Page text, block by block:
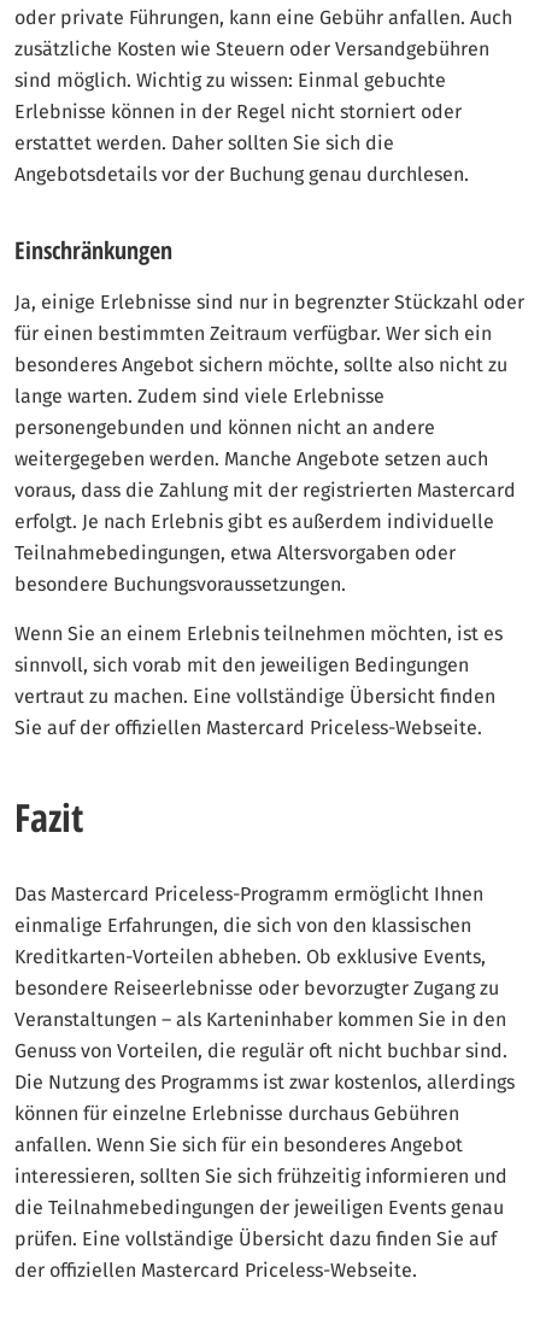
oder private Führungen, kann eine Gebühr anfallen. Auch
zusätzliche Kosten wie Steuern oder Versandgebühren
sind möglich. Wichtig zu wissen: Einmal gebuchte
Erlebnisse können in der Regel nicht storniert oder
erstattet werden. Daher sollten Sie sich die
Angebotsdetails vor der Buchung genau durchlesen.
Einschränkungen
Ja, einige Erlebnisse sind nur in begrenzter Stückzahl oder
für einen bestimmten Zeitraum verfügbar. Wer sich ein
besonderes Angebot sichern möchte, sollte also nicht zu
lange warten. Zudem sind viele Erlebnisse
personengebunden und können nicht an andere
weitergegeben werden. Manche Angebote setzen auch
voraus, dass die Zahlung mit der registrierten Mastercard
erfolgt. Je nach Erlebnis gibt es außerdem individuelle
Teilnahmebedingungen, etwa Altersvorgaben oder
besondere Buchungsvoraussetzungen.
Wenn Sie an einem Erlebnis teilnehmen möchten, ist es
sinnvoll, sich vorab mit den jeweiligen Bedingungen
vertraut zu machen. Eine vollständige Übersicht finden
Sie auf der offiziellen Mastercard Priceless-Webseite.
Fazit
Das Mastercard Priceless-Programm ermöglicht Ihnen
einmalige Erfahrungen, die sich von den klassischen
Kreditkarten-Vorteilen abheben. Ob exklusive Events,
besondere Reiseerlebnisse oder bevorzugter Zugang zu
Veranstaltungen – als Karteninhaber kommen Sie in den
Genuss von Vorteilen, die regulär oft nicht buchbar sind.
Die Nutzung des Programms ist zwar kostenlos, allerdings
können für einzelne Erlebnisse durchaus Gebühren
anfallen. Wenn Sie sich für ein besonderes Angebot
interessieren, sollten Sie sich frühzeitig informieren und
die Teilnahmebedingungen der jeweiligen Events genau
prüfen. Eine vollständige Übersicht dazu finden Sie auf
der offiziellen Mastercard Priceless-Webseite.